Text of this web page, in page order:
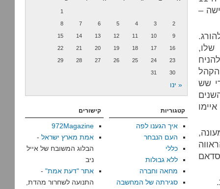
–
שלו,
הקהל
שש
1
2
3
4
5
6
7
8
9
10
11
12
13
14
15
16
17
18
19
20
21
22
23
24
25
26
27
28
29
30
31
« ינו
קטגוריות
איך הגענו לפה
העם הנבחר
כללי
ללא גבולות
מחאה וחברה
סגירתה של המחשבה
קישורים
972Magazine
אמת מארץ ישראל -
הבלוג המשובח של אייל
ניב
אתר "דעת אמת" -
התנועה לשחרור מהדת,